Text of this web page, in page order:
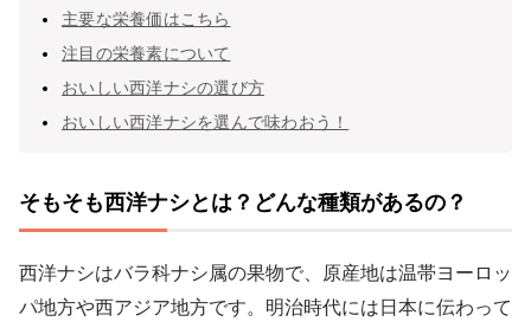
主要な栄養価はこちら
注目の栄養素について
おいしい西洋ナシの選び方
おいしい西洋ナシを選んで味わおう！
そもそも西洋ナシとは？どんな種類があるの？
西洋ナシはバラ科ナシ属の果物で、原産地は温帯ヨーロッ
パ地方や西アジア地方です。明治時代には日本に伝わって